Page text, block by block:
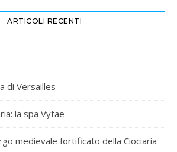
ARTICOLI RECENTI
di Versailles
la spa Vytae
medievale fortificato della Ciociaria